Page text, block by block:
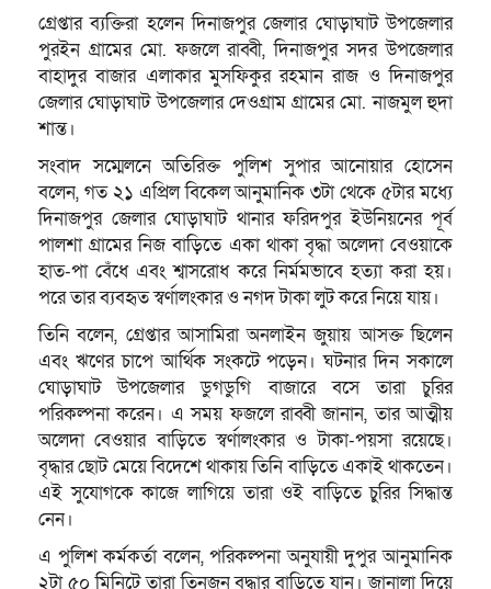
গ্রেপ্তার ব্যক্তিরা হলেন দিনাজপুর জেলার ঘোড়াঘাট উপজেলার
পুরইন গ্রামের মো. ফজলে রাব্বী, দিনাজপুর সদর উপজেলার
বাহাদুর বাজার এলাকার মুসফিকুর রহমান রাজ ও দিনাজপুর
জেলার ঘোড়াঘাট উপজেলার দেওগ্রাম গ্রামের মো. নাজমুল হুদা
শান্ত।
সংবাদ সম্মেলনে অতিরিক্ত পুলিশ সুপার আনোয়ার হোসেন
বলেন, গত ২১ এপ্রিল বিকেল আনুমানিক ৩টা থেকে ৫টার মধ্যে
দিনাজপুর জেলার ঘোড়াঘাট থানার ফরিদপুর ইউনিয়নের পূর্ব
পালশা গ্রামের নিজ বাড়িতে একা থাকা বৃদ্ধা অলেদা বেওয়াকে
হাত-পা বেঁধে এবং শ্বাসরোধ করে নির্মমভাবে হত্যা করা হয়।
পরে তার ব্যবহৃত স্বর্ণালংকার ও নগদ টাকা লুট করে নিয়ে যায়।
তিনি বলেন, গ্রেপ্তার আসামিরা অনলাইন জুয়ায় আসক্ত ছিলেন
এবং ঋণের চাপে আর্থিক সংকটে পড়েন। ঘটনার দিন সকালে
ঘোড়াঘাট উপজেলার ডুগডুগি বাজারে বসে তারা চুরির
পরিকল্পনা করেন। এ সময় ফজলে রাব্বী জানান, তার আত্মীয়
অলেদা বেওয়ার বাড়িতে স্বর্ণালংকার ও টাকা-পয়সা রয়েছে।
বৃদ্ধার ছোট মেয়ে বিদেশে থাকায় তিনি বাড়িতে একাই থাকতেন।
এই সুযোগকে কাজে লাগিয়ে তারা ওই বাড়িতে চুরির সিদ্ধান্ত
নেন।
এ পুলিশ কর্মকর্তা বলেন, পরিকল্পনা অনুযায়ী দুপুর আনুমানিক
২টা ৫০ মিনিটে তারা তিনজন বৃদ্ধার বাড়িতে যান। জানালা দিয়ে